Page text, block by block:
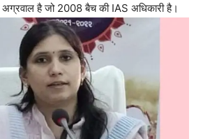
अग्रवाल है जो 2008 बैच की IAS अधिकारी है।